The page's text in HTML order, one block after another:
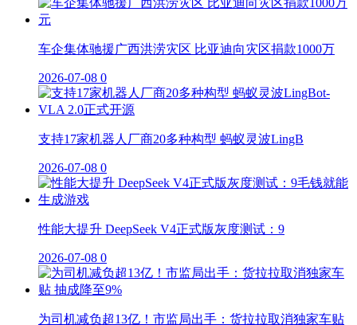
车企集体驰援广西洪涝灾区 比亚迪向灾区捐款1000万
2026-07-08 0
支持17家机器人厂商20多种构型 蚂蚁灵波LingB
2026-07-08 0
性能大提升 DeepSeek V4正式版灰度测试：9
2026-07-08 0
为司机减负超13亿！市监局出手：货拉拉取消独家车贴